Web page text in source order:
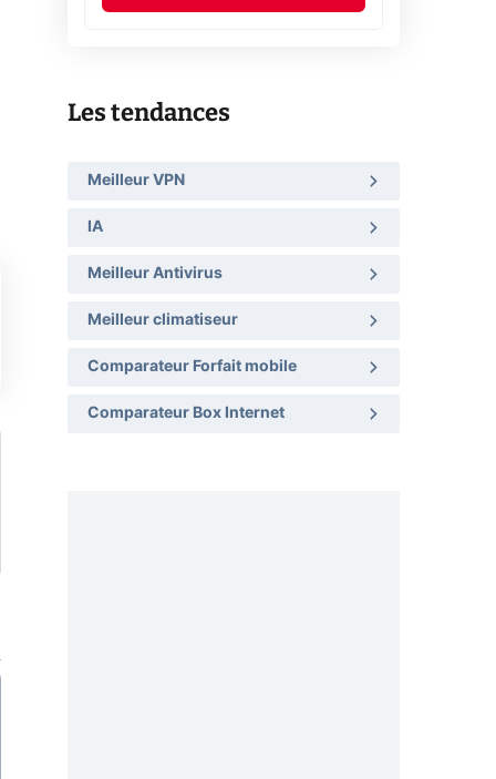
Les tendances
Meilleur VPN
IA
Meilleur Antivirus
Meilleur climatiseur
Comparateur Forfait mobile
Comparateur Box Internet